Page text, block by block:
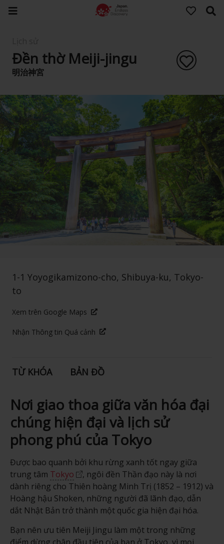
Đền thờ Meiji-jingu
明治神宮
1-1 Yoyogikamizono-cho, Shibuya-ku, Tokyo-
to
Xem trên Google Maps
Nhận Thông tin Quá cảnh
TỪ KHÓA BẢN ĐỒ
Nơi giao thoa giữa văn hóa đại
chúng hiện đại và lịch sử
phong phú của Tokyo
Được bao quanh bởi khu rừng xanh tốt ngay giữa
trung tâm Tokyo
, ngôi đền Thần đạo này là nơi
dành riêng cho Thiên hoàng Minh Trị (1852 – 1912) và
Hoàng hậu Shoken, những người đã lãnh đạo, dẫn
dắt Nhật Bản trở thành một quốc gia hiện đại hóa.
Bạn nên ưu tiên Meiji Jingu làm một trong những